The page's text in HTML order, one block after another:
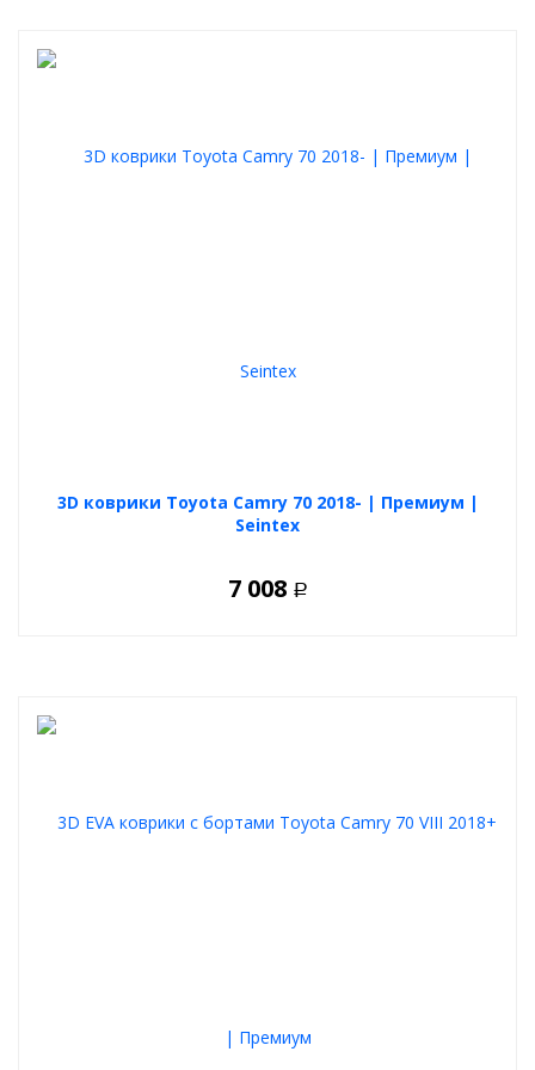
будет отличной покупкой.
3D коврики Toyota Camry 70 2018- | Премиум |
Seintex
7 008 Р